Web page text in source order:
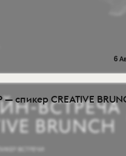
6
спикер CREATIVE